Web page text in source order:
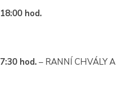
18:00 hod.
7:30 hod.– RANNÍ CHVÁLY A